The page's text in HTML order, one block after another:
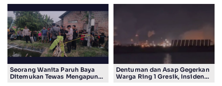
Seorang Wanita Paruh Baya
Ditemukan Tewas Mengapung
Dentuman dan Asap Gegerkan
Warga Ring 1 Gresik, Insiden